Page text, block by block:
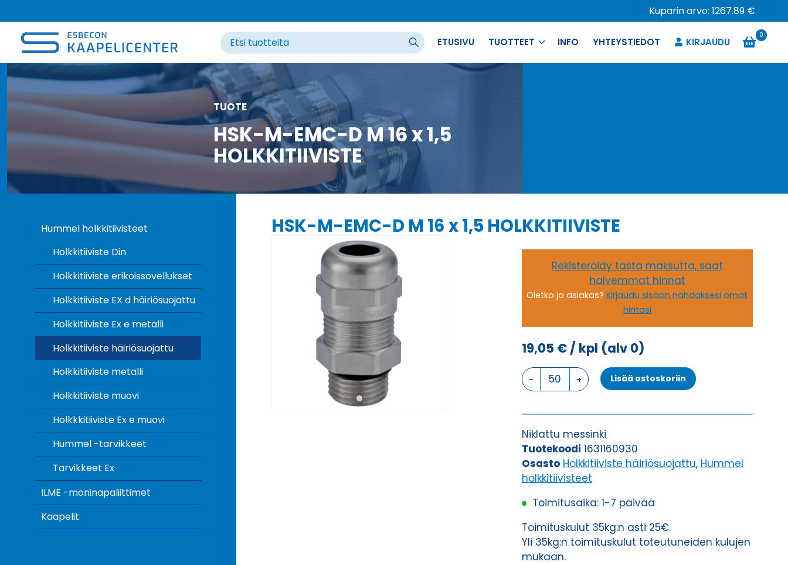
sisältöön
Kuparin arvo: 1267.89 €
ETUSIVU TUOTTEET INFO YHTEYSTIEDOT KIRJAUDU
0
TUOTE
HSK-M-EMC-D M 16 x 1,5
HOLKKITIIVISTE
Hummel holkkitiivisteet
Holkkitiiviste Din
Holkkitiiviste erikoissovellukset
Holkkitiiviste EX d häiriösuojattu
Holkkitiiviste Ex e metalli
Holkkitiiviste häiriösuojattu
Holkkitiiviste metalli
Holkkitiiviste muovi
Holkkkitiiviste Ex e muovi
Hummel -tarvikkeet
Tarvikkeet Ex
ILME -moninapaliittimet
Kaapelit
HSK-M-EMC-D M 16 x 1,5 HOLKKITIIVISTE
Rekisteröidy tästä maksutta, saat
halvemmat hinnat
Oletko jo asiakas?Kirjaudu sisään nähdäksesi omat
hintasi
19,05 €/ kpl (alv 0)
HSK-
M-
D
M
16
x
1,5
määrä
Lisää ostoskoriin
Niklattu messinki
Tuotekoodi 1631160930
Osasto Holkkitiiviste häiriösuojattu, Hummel
holkkitiivisteet
Toimitusaika: 1-7 päivää
Toimituskulut 35kg:n asti 25€.
Yli 35kg:n toimituskulut toteutuneiden kulujen
mukaan.